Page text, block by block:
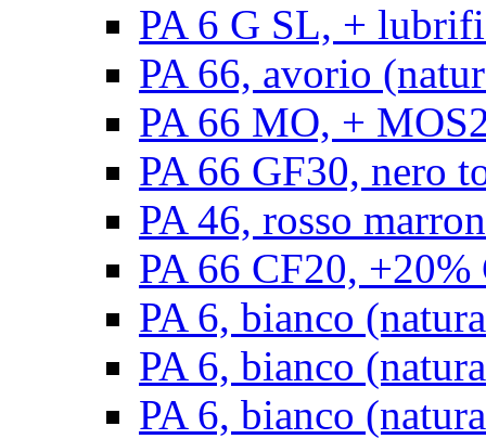
PA 6 G SL, +
PA 66, avorio
PA 66 MO, +
PA 66 GF30, nero
PA 46, rosso
PA 66 CF20,
PA 6, bianco
PA 6, bianco
PA 6, bianco